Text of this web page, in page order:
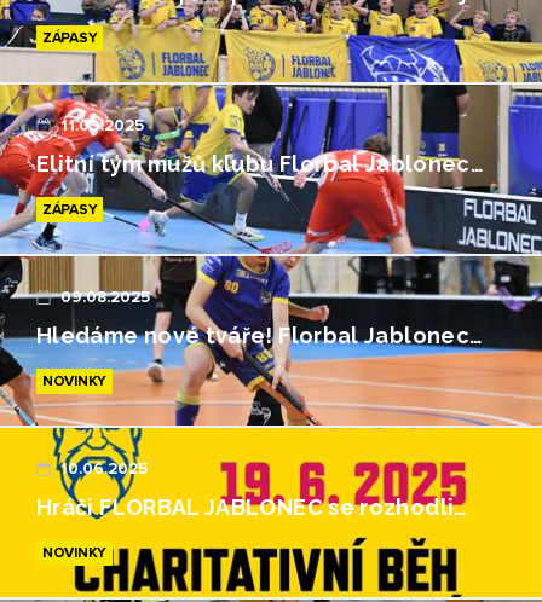
ZÁPASY
11.09.2025
Elitní tým mužů klubu Florbal Jablonec…
ZÁPASY
09.08.2025
Hledáme nové tváře! Florbal Jablonec…
NOVINKY
10.06.2025
Hráči FLORBAL JABLONEC se rozhodli…
NOVINKY